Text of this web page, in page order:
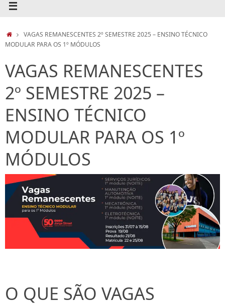
HOMEVAGAS REMANESCENTES 2º SEMESTRE 2025 – ENSINO TÉCNICO
MODULAR PARA OS 1º MÓDULOS
VAGAS REMANESCENTES
2º SEMESTRE 2025 –
ENSINO TÉCNICO
MODULAR PARA OS 1º
MÓDULOS
O QUE SÃO VAGAS